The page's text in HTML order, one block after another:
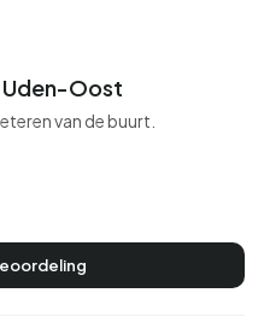
Oost
van de buurt.